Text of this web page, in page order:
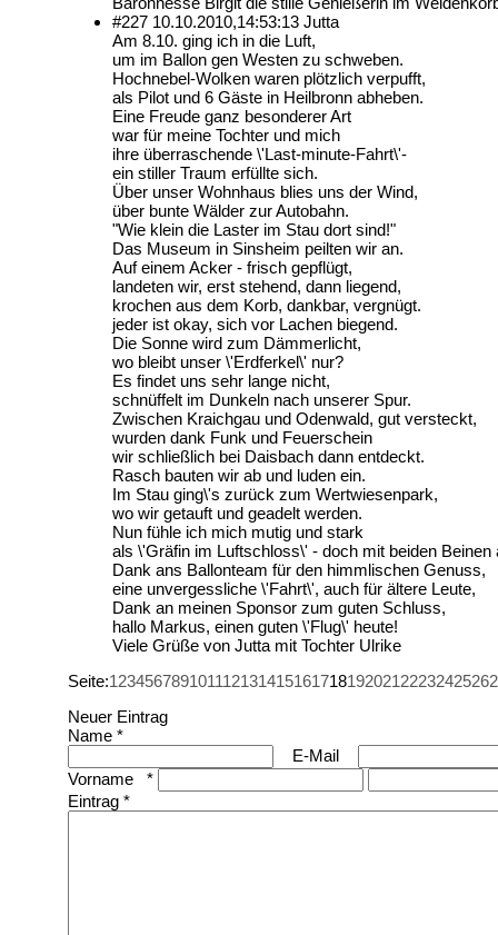
#227 10.10.2010,14:53:13 Jutta
Am 8.10. ging ich in die Luft,
um im Ballon gen Westen zu schweben.
Hochnebel-Wolken waren plötzlich verpufft,
als Pilot und 6 Gäste in Heilbronn abheben.
Eine Freude ganz besonderer Art
war für meine Tochter und mich
ihre überraschende \'Last-minute-Fahrt\'-
ein stiller Traum erfüllte sich.
Über unser Wohnhaus blies uns der Wind,
über bunte Wälder zur Autobahn.
"Wie klein die Laster im Stau dort sind!"
Das Museum in Sinsheim peilten wir an.
Auf einem Acker - frisch gepflügt,
landeten wir, erst stehend, dann liegend,
krochen aus dem Korb, dankbar, vergnügt.
jeder ist okay, sich vor Lachen biegend.
Die Sonne wird zum Dämmerlicht,
wo bleibt unser \'Erdferkel\' nur?
Es findet uns sehr lange nicht,
schnüffelt im Dunkeln nach unserer Spur.
Zwischen Kraichgau und Odenwald, gut versteckt,
wurden dank Funk und Feuerschein
wir schließlich bei Daisbach dann entdeckt.
Rasch bauten wir ab und luden ein.
Im Stau ging\'s zurück zum Wertwiesenpark,
wo wir getauft und geadelt werden.
Nun fühle ich mich mutig und stark
als \'Gräfin im Luftschloss\' - doch mit beiden Beinen
Dank ans Ballonteam für den himmlischen Genuss,
eine unvergessliche \'Fahrt\', auch für ältere Leute,
Dank an meinen Sponsor zum guten Schluss,
hallo Markus, einen guten \'Flug\' heute!
Viele Grüße von Jutta mit Tochter Ulrike
Seite:1234567891011121314151617181920212223242526
Neuer Eintrag
Name *
E-Mail
Vorname *
Eintrag *